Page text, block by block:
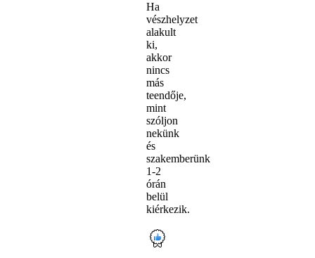
Ha
vészhelyzet
alakult
ki,
akkor
nincs
más
teendője,
mint
szóljon
nekünk
és
szakemberünk
1-2
órán
belül
kiérkezik.